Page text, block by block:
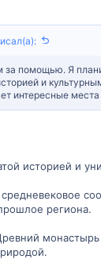
за помощью. Я
и
интересные
историей и
средневековое
региона.